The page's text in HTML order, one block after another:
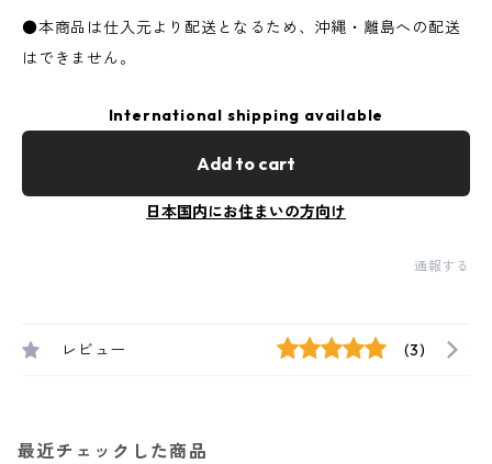
●本商品は仕入元より配送となるため、沖縄・離島への配送
はできません。
International shipping available
Add to cart
日本国内にお住まいの方向け
通報する
レビュー (3)
最近チェックした商品